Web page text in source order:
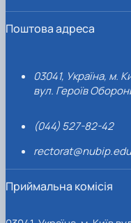
Поштова адреса
03041, Україна, м.
вул. Героїв
(044) 527-82-42
Приймальна комісія